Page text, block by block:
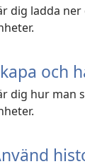
dig ladda
och
dig hur man